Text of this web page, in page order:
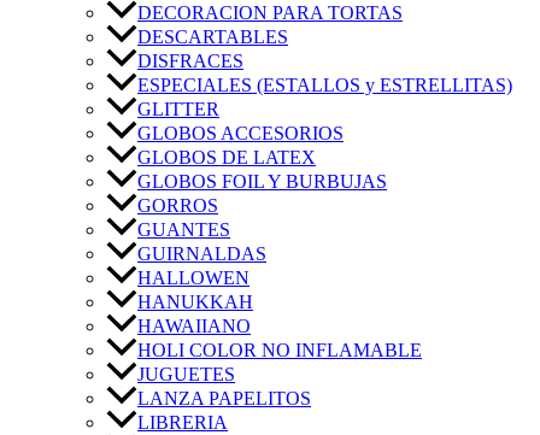
DECORACION PARA TORTAS
DESCARTABLES
DISFRACES
ESPECIALES (ESTALLOS y ESTRELLITAS)
GLITTER
GLOBOS ACCESORIOS
GLOBOS DE LATEX
GLOBOS FOIL Y BURBUJAS
GORROS
GUANTES
GUIRNALDAS
HALLOWEN
HANUKKAH
HAWAIIANO
HOLI COLOR NO INFLAMABLE
JUGUETES
LANZA PAPELITOS
LIBRERIA